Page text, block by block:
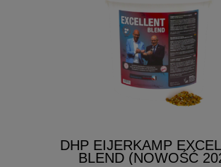
DHP EIJERKAMP
BLEND (NOWOŚĆ